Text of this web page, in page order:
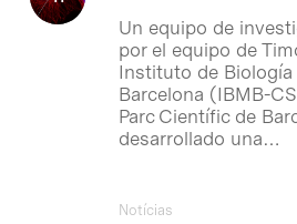
Un equipo de
por el equipo de
Instituto de Biología
Barcelona (IBMB-
Parc Científic de
desarrollado una…
Notícias